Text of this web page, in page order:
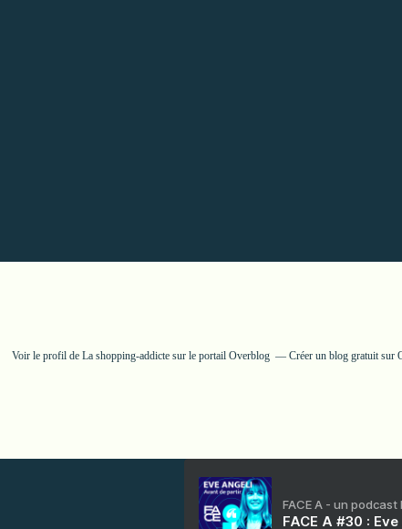
Voir le profil de La shopping-addictesur le portail Overblog Créer un blog gratuit sur
FACE A - un
FACE A #30 :